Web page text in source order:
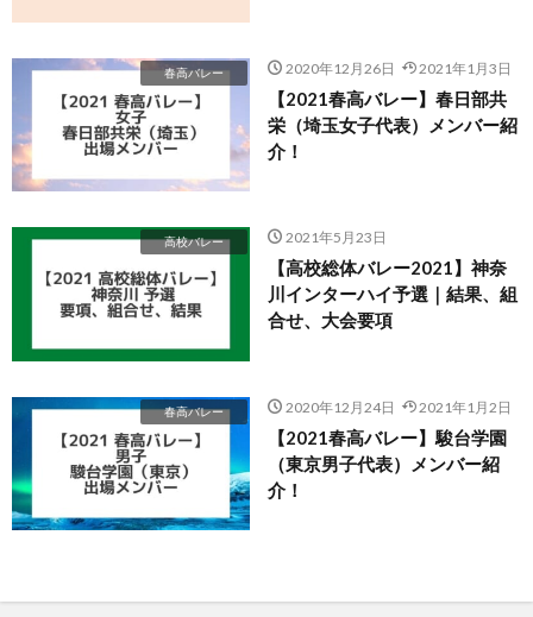
春高バレー 2020年12月26日 2021年1月3日
【2021春高バレー】春日部共
栄（埼玉女子代表）メンバー紹
介！
高校バレー 2021年5月23日
【高校総体バレー2021】神奈
川インターハイ予選｜結果、組
合せ、大会要項
春高バレー 2020年12月24日 2021年1月2日
【2021春高バレー】駿台学園
（東京男子代表）メンバー紹
介！